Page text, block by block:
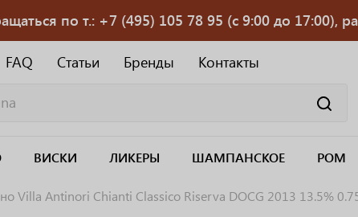
по т.: +7 (495) 105 78 95 (с 9:00 до 17:00),
FAQ Статьи Бренды Контакты
ВИСКИ ЛИКЕРЫ ШАМПАНСКОЕ РОМ
Villa Antinori Chianti Classico Riserva DOCG 2013 13.5%